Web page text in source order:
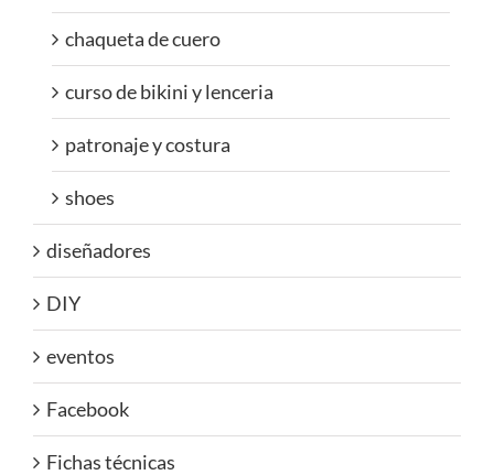
chaqueta de cuero
curso de bikini y lenceria
patronaje y costura
shoes
diseñadores
DIY
eventos
Facebook
Fichas técnicas